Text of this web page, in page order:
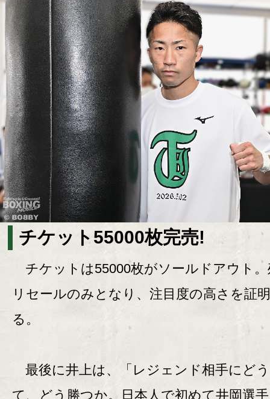
チケット55000枚完売!
チケットは55000枚がソールドアウト
リセールのみとなり、注目度の高さを証
る。
最後に井上は、「レジェンド相手にど
て、どう勝つか。日本人で初めて井岡選